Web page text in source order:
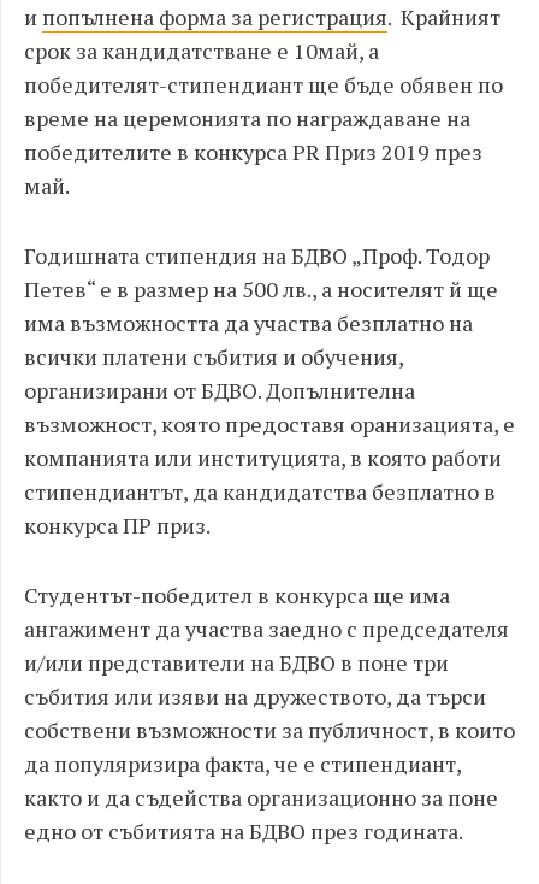
и попълнена форма за регистрация. Крайният
срок за кандидатстване е 10май, а
победителят-стипендиант ще бъде обявен по
време на церемонията по награждаване на
победителите в конкурса PR Приз 2019 през
май.
Годишната стипендия на БДВО „Проф. Тодор
Петев“ е в размер на 500 лв., а носителят й ще
има възможността да участва безплатно на
всички платени събития и обучения,
организирани от БДВО. Допълнителна
възможност, която предоставя оранизацията, е
компанията или институцията, в която работи
стипендиантът, да кандидатства безплатно в
конкурса ПР приз.
Студентът-победител в конкурса ще има
ангажимент да участва заедно с председателя
и/или представители на БДВО в поне три
събития или изяви на дружеството, да търси
собствени възможности за публичност, в които
да популяризира факта, че е стипендиант,
както и да съдейства организационно за поне
едно от събитията на БДВО през годината.